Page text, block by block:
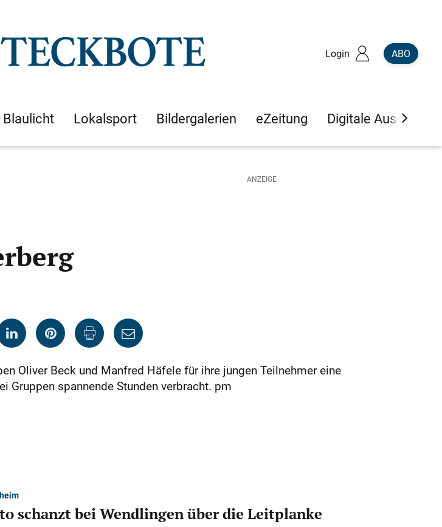
Login ABO
Blaulicht Lokalsport Bildergalerien eZeitung Digitale Ausgaben
Oliver Beck und Manfred Häfele für ihre jungen Teilnehmer eine
Gruppen spannende Stunden verbracht. pm
schanzt bei Wendlingen über die Leitplanke